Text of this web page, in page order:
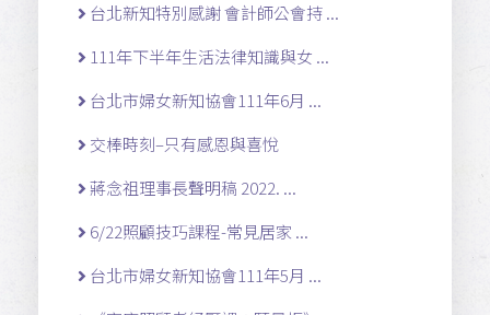
台北新知特別感謝 會計師公會持 ...
111年下半年生活法律知識與女 ...
台北市婦女新知協會111年6月 ...
交棒時刻–只有感恩與喜悅
蔣念祖理事長聲明稿 2022. ...
6/22照顧技巧課程-常見居家 ...
台北市婦女新知協會111年5月 ...